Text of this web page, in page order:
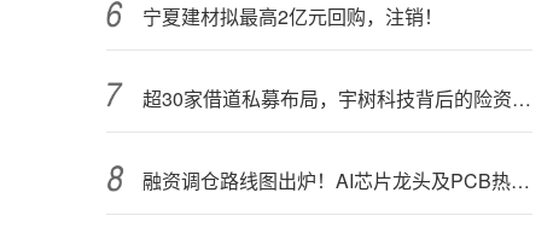
宁夏建材拟最高2亿元回购，注销！
超30家借道私募布局，宇树科技背后的险资曝光
融资调仓路线图出炉！AI芯片龙头及PCB热股获加码